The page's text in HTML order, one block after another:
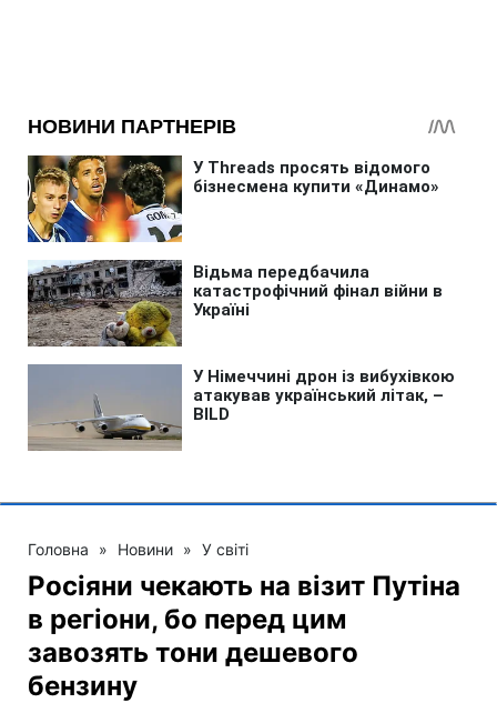
Головна » Новини » У світі
Росіяни чекають на візит Путіна
в регіони, бо перед цим
завозять тони дешевого
бензину